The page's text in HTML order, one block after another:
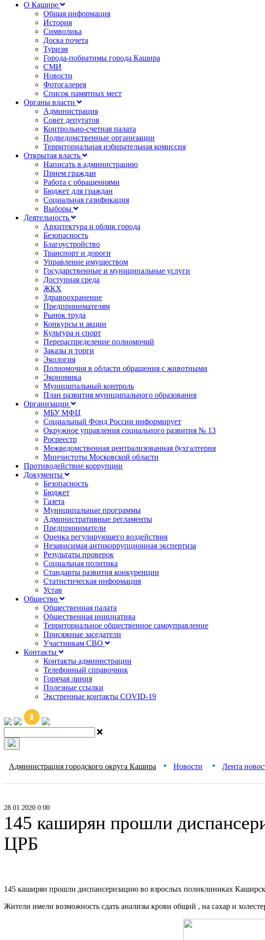
О Кашире
Общая информация
История
Символика
Доска почета
Туризм
Города-побратимы города Кашира
СМИ
Новости
Фотогалерея
Список памятных мест
Органы власти
Администрация
Совет депутатов
Контрольно-счетная палата
Подведомственные организации
Территориальная избирательная комиссия
Открытая власть
Написать в администрацию
Прием граждан
Работа с обращениями
Бюджет для граждан
Социальная газификация
Выборы
Деятельность
Архитектура и облик города
Безопасность
Благоустройство
Транспорт и дороги
Управление имуществом
Государственные и муниципальные услуги
Доступная среда
ЖКХ
Здравоохранение
Предпринимателям
Рынок труда
Конкурсы и акции
Культура и спорт
Перераспределение полномочий
Заказы и торги
Экология
Полномочия в области обращения с животными
Экономика
Муниципальный контроль
План развития муниципального образования
Организации
МБУ МФЦ
Социальный Фонд России информирует
Окружное управления социального развития № 13
Росреестр
Межведомственная централизованная бухгалтерия
Минчистоты Московской области
Противодействие коррупции
Документы
Безопасность
Бюджет
Газета
Муниципальные программы
Административные регламенты
Предприниматели
Оценка регулирующего воздействия
Независимая антикоррупционная экспертиза
Результаты проверок
Социальная политика
Стандарты развития конкуренции
Статистическая информация
Устав
Общество
Общественная палата
Общественная инициатива
Территориальное общественное самоуправление
Присяжные заседатели
Участникам СВО
Контакты
Контакты администрации
Телефонный справочник
Горячая линия
Полезные ссылки
Экстренные контакты COVID-19
Администрация городского округа Кашира ■ Новости ■ Лента
28.01.2020 0:00
145 каширян прошли
ЦРБ
145 каширян прошли диспансеризацию во взрослых поликлиниках
Жители имели возможность сдать анализы крови общий , на сахар и